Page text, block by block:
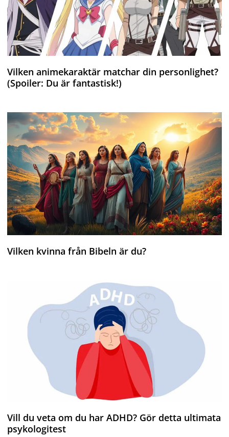
Vilken animekaraktär matchar din personlighet?
(Spoiler: Du är fantastisk!)
Vilken kvinna från Bibeln är du?
Vill du veta om du har ADHD? Gör detta ultimata
psykologitest